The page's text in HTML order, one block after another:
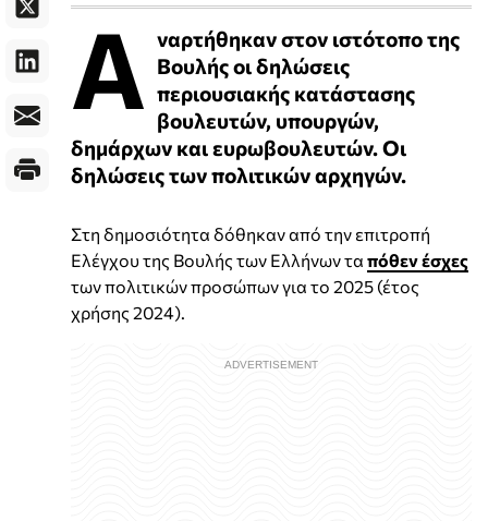
Α ναρτήθηκαν στον ιστότοπο της
Βουλής οι δηλώσεις
περιουσιακής κατάστασης
βουλευτών, υπουργών,
δημάρχων και ευρωβουλευτών. Οι
δηλώσεις των πολιτικών αρχηγών.
Στη δημοσιότητα δόθηκαν από την επιτροπή
Ελέγχου της Βουλής των Ελλήνων τα πόθεν έσχες
των πολιτικών προσώπων για το 2025 (έτος
χρήσης 2024).